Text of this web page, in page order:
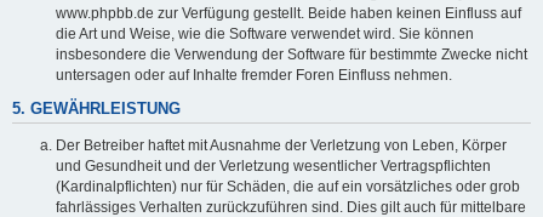
www.phpbb.de zur Verfügung gestellt. Beide haben keinen Einfluss auf
die Art und Weise, wie die Software verwendet wird. Sie können
insbesondere die Verwendung der Software für bestimmte Zwecke nicht
untersagen oder auf Inhalte fremder Foren Einfluss nehmen.
5. GEWÄHRLEISTUNG
Der Betreiber haftet mit Ausnahme der Verletzung von Leben, Körper
und Gesundheit und der Verletzung wesentlicher Vertragspflichten
(Kardinalpflichten) nur für Schäden, die auf ein vorsätzliches oder grob
fahrlässiges Verhalten zurückzuführen sind. Dies gilt auch für mittelbare